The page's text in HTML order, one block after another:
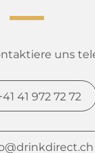
uns
41 972 72 72